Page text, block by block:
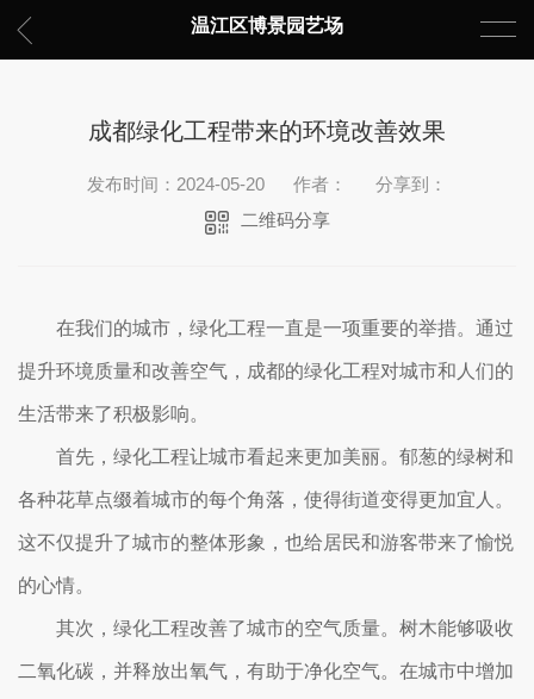
温江区博景园艺场
成都绿化工程带来的环境改善效果
发布时间：2024-05-20 作者：
分享到：
二维码分享
在我们的城市，绿化工程一直是一项重要的举措。通过
提升环境质量和改善空气，成都的绿化工程对城市和人们的
生活带来了积极影响。
首先，绿化工程让城市看起来更加美丽。郁葱的绿树和
各种花草点缀着城市的每个角落，使得街道变得更加宜人。
这不仅提升了城市的整体形象，也给居民和游客带来了愉悦
的心情。
其次，绿化工程改善了城市的空气质量。树木能够吸收
二氧化碳，并释放出氧气，有助于净化空气。在城市中增加